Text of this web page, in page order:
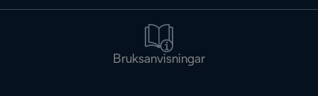
Bruksanvisningar